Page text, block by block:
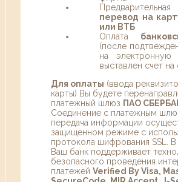
перевод на
или ВТБ
Оплата
(после
на электронную
выставлен счет на
Для оплаты (ввода
карты) Вы будете
платежный шлюз ПАО
Соединение с платежным
передача информации
защищенном режиме с
протокола шифрования SSL. В
Ваш банк поддерживает
безопасного проведения
платежей Verified By Visa,